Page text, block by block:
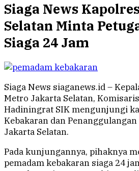
Siaga News
Selatan Minta
Siaga 24 Jam
Siaga News siaganews.id –
Metro Jakarta Selatan,
Hadiningrat SIK mengunjungi
Kebakaran dan
Jakarta Selatan.
Pada kunjungannya, pihaknya
pemadam kebakaran siaga 24